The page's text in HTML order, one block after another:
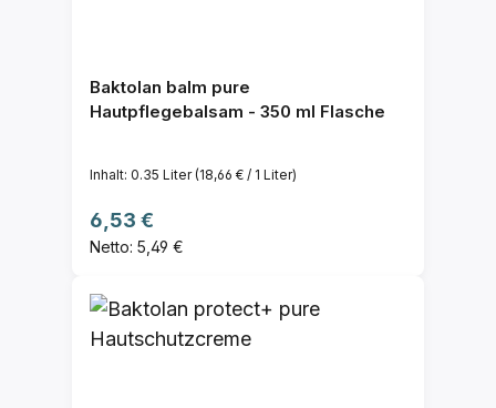
Baktolan balm pure
Hautpflegebalsam - 350 ml Flasche
Inhalt: 0.35 Liter(18,66 € / 1 Liter)
Regulärer Preis:
6,53 €
Netto: 5,49 €